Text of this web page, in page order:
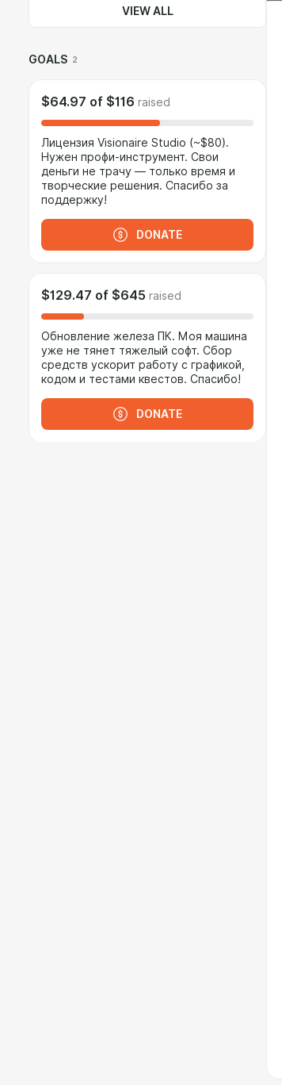
VIEW ALL
GOALS 2
$64.97 of $116 raised
Лицензия Visionaire Studio (~$80).
Нужен профи-инструмент. Свои
деньги не трачу — только время и
творческие решения. Спасибо за
поддержку!
DONATE
$129.47 of $645 raised
Обновление железа ПК. Моя машина
уже не тянет тяжелый софт. Сбор
средств ускорит работу с графикой,
кодом и тестами квестов. Спасибо!
DONATE